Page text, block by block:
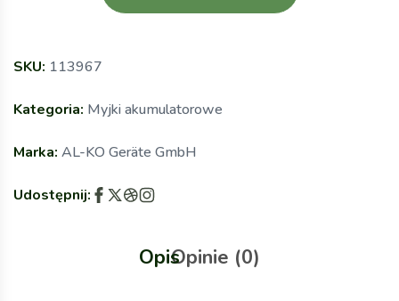
SKU: 113967
Kategoria: Myjki akumulatorowe
Marka: AL-KO Geräte GmbH
Udostępnij:
OpisOpinie (0)